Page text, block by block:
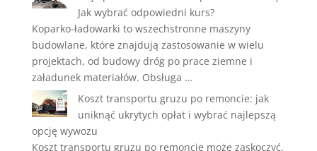
Jak wybrać odpowiedni kurs?
Koparko-ładowarki to wszechstronne maszyny
budowlane, które znajdują zastosowanie w wielu
projektach, od budowy dróg po prace ziemne i
załadunek materiałów. Obsługa …
Koszt transportu gruzu po remoncie: jak
uniknąć ukrytych opłat i wybrać najlepszą
opcję wywozu
Koszt transportu gruzu po remoncie może zaskoczyć,